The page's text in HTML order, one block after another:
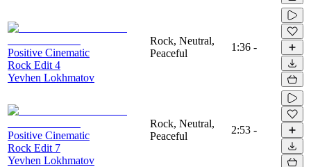
Positive Cinematic
Rock Edit 4
Yevhen Lokhmatov
Rock, Neutral,
Peaceful
1:36 -
Positive Cinematic
Rock Edit 7
Yevhen Lokhmatov
Rock, Neutral,
Peaceful
2:53 -